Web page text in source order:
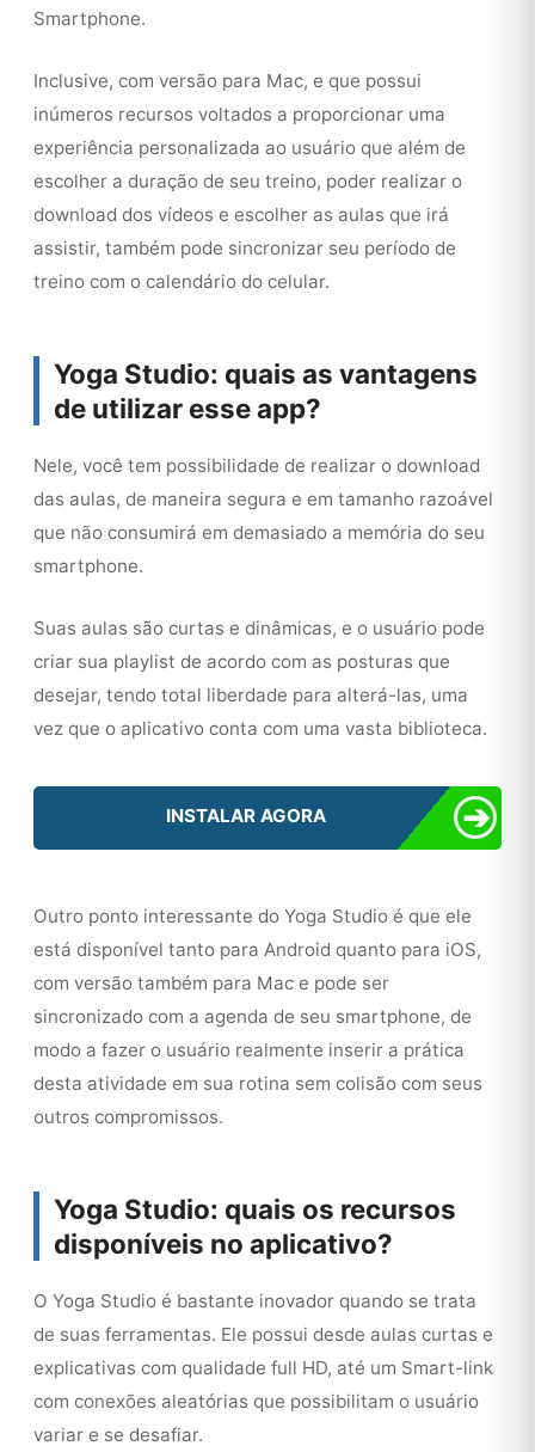
Smartphone.
Inclusive, com versão para Mac, e que possui
inúmeros recursos voltados a proporcionar uma
experiência personalizada ao usuário que além de
escolher a duração de seu treino, poder realizar o
download dos vídeos e escolher as aulas que irá
assistir, também pode sincronizar seu período de
treino com o calendário do celular.
Yoga Studio: quais as vantagens
de utilizar esse app?
Nele, você tem possibilidade de realizar o download
das aulas, de maneira segura e em tamanho razoável
que não consumirá em demasiado a memória do seu
smartphone.
Suas aulas são curtas e dinâmicas, e o usuário pode
criar sua playlist de acordo com as posturas que
desejar, tendo total liberdade para alterá-las, uma
vez que o aplicativo conta com uma vasta biblioteca.
INSTALAR AGORA ➔
Outro ponto interessante do Yoga Studio é que ele
está disponível tanto para Android quanto para iOS,
com versão também para Mac e pode ser
sincronizado com a agenda de seu smartphone, de
modo a fazer o usuário realmente inserir a prática
desta atividade em sua rotina sem colisão com seus
outros compromissos.
Yoga Studio: quais os recursos
disponíveis no aplicativo?
O Yoga Studio é bastante inovador quando se trata
de suas ferramentas. Ele possui desde aulas curtas e
explicativas com qualidade full HD, até um Smart-link
com conexões aleatórias que possibilitam o usuário
variar e se desafiar.